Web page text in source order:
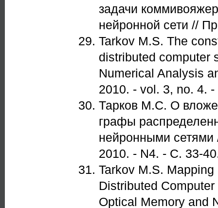
задачи
нейронной сети //
Tarkov M.S. The
distributed computer
Numerical Analysis
2010. - vol. 3, no. 4. -
Тарков М.С. О
графы
нейронными сетями
2010. - N4. - С. 33-
Tarkov M.S.
Distributed
Optical Memory and